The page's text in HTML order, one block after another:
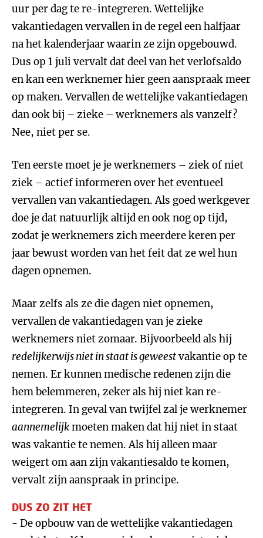
uur per dag te re-integreren. Wettelijke
vakantiedagen vervallen in de regel een halfjaar
na het kalenderjaar waarin ze zijn opgebouwd.
Dus op 1 juli vervalt dat deel van het verlofsaldo
en kan een werknemer hier geen aanspraak meer
op maken. Vervallen de wettelijke vakantiedagen
dan ook bij – zieke – werknemers als vanzelf?
Nee, niet per se.
Ten eerste moet je je werknemers – ziek of niet
ziek – actief informeren over het eventueel
vervallen van vakantiedagen. Als goed werkgever
doe je dat natuurlijk altijd en ook nog op tijd,
zodat je werknemers zich meerdere keren per
jaar bewust worden van het feit dat ze wel hun
dagen opnemen.
Maar zelfs als ze die dagen niet opnemen,
vervallen de vakantiedagen van je zieke
werknemers niet zomaar. Bijvoorbeeld als hij
redelijkerwijs niet in staat is geweestvakantie op te
nemen. Er kunnen medische redenen zijn die
hem belemmeren, zeker als hij niet kan re-
integreren. In geval van twijfel zal je werknemer
aannemelijkmoeten maken dat hij niet in staat
was vakantie te nemen. Als hij alleen maar
weigert om aan zijn vakantiesaldo te komen,
vervalt zijn aanspraak in principe.
DUS ZO ZIT HET
- De opbouw van de wettelijke vakantiedagen